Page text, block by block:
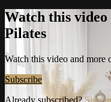
Watch this
Pilates
Watch this video and more
Subscribe
Already subscribed?Sign in